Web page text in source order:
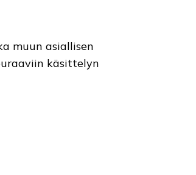
muun asiallisen
käsittelyn